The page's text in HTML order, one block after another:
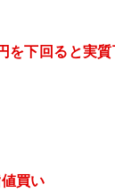
を下回ると実質
買い